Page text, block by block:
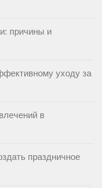
причины и
уходу за
в
праздничное